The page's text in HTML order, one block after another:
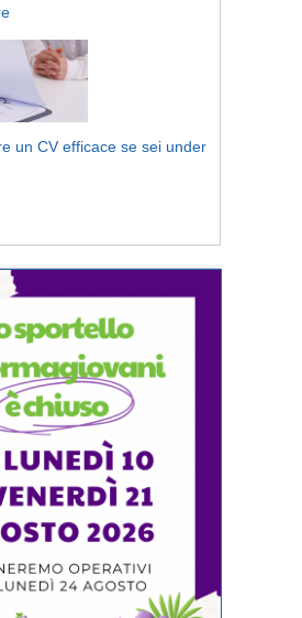
un CV efficace se sei under